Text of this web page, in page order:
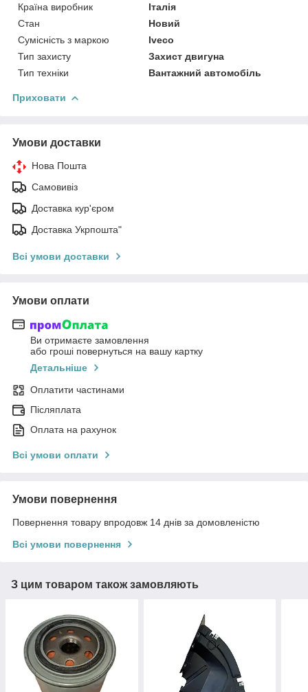
Країна виробник
Італія
Стан
Новий
Сумісність з маркою
Iveco
Тип захисту
Захист двигуна
Тип техніки
Вантажний автомобіль
Приховати
Умови доставки
Нова Пошта
Самовивіз
Доставка кур'єром
Доставка Укрпошта"
Всі умови доставки
Умови оплати
Ви отримаєте замовлення
або гроші повернуться на вашу картку
Детальніше
Оплатити частинами
Післяплата
Оплата на рахунок
Всі умови оплати
Умови повернення
Повернення товару впродовж 14 днів за домовленістю
Всі умови повернення
З цим товаром також замовляють